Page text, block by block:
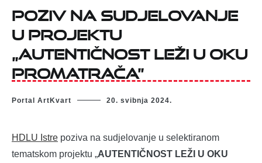
Poziv na sudjelovanje
u projektu
„AUTENTIČNOST LEŽI U OKU
PROMATRAČA”
Portal ArtKvart 20. svibnja 2024.
HDLU Istre poziva na sudjelovanje u selektiranom
tematskom projektu „AUTENTIČNOST LEŽI U OKU